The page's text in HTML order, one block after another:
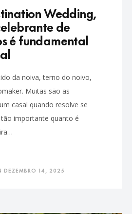
Wedding,
de
é fundamental
da noiva, terno do noivo,
Muitas são as
casal quando resolve se
importante quanto é
DEZEMBRO 14, 2025